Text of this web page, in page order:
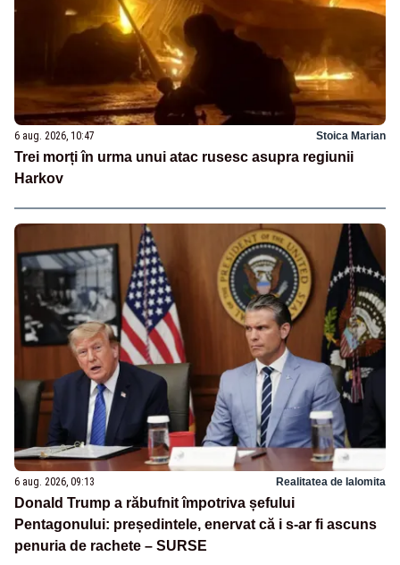
6 aug. 2026, 10:47 Stoica Marian
Trei morți în urma unui atac rusesc asupra regiunii
Harkov
6 aug. 2026, 09:13 Realitatea de Ialomita
Donald Trump a răbufnit împotriva șefului
Pentagonului: președintele, enervat că i s-ar fi ascuns
penuria de rachete – SURSE